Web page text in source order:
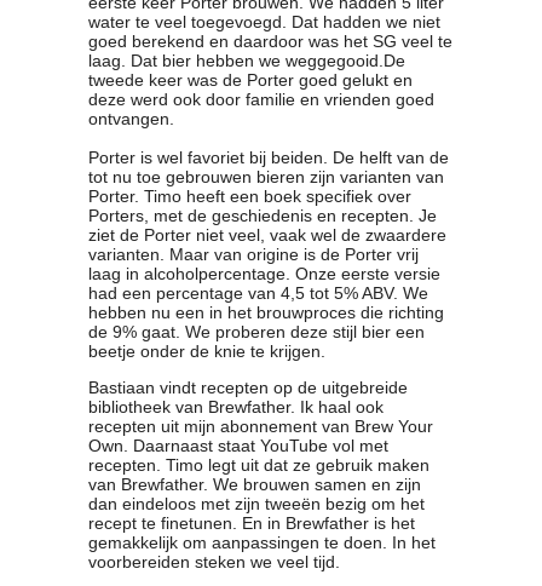
water te veel toegevoegd. Dat hadden we niet
goed berekend en daardoor was het SG veel te
laag. Dat bier hebben we weggegooid.De
tweede keer was de Porter goed gelukt en
deze werd ook door familie en vrienden goed
ontvangen.
Porter is wel favoriet bij beiden. De helft van de
tot nu toe gebrouwen bieren zijn varianten van
Porter. Timo heeft een boek specifiek over
Porters, met de geschiedenis en recepten. Je
ziet de Porter niet veel, vaak wel de zwaardere
varianten. Maar van origine is de Porter vrij
laag in alcoholpercentage. Onze eerste versie
had een percentage van 4,5 tot 5% ABV. We
hebben nu een in het brouwproces die richting
de 9% gaat. We proberen deze stijl bier een
beetje onder de knie te krijgen.
Bastiaan vindt recepten op de uitgebreide
bibliotheek van Brewfather. Ik haal ook
recepten uit mijn abonnement van Brew Your
Own. Daarnaast staat YouTube vol met
recepten. Timo legt uit dat ze gebruik maken
van Brewfather. We brouwen samen en zijn
dan eindeloos met zijn tweeën bezig om het
recept te finetunen. En in Brewfather is het
gemakkelijk om aanpassingen te doen. In het
voorbereiden steken we veel tijd.